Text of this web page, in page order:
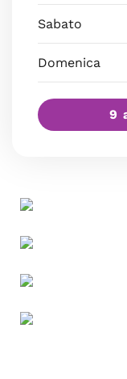
Sabato
Domenica
9